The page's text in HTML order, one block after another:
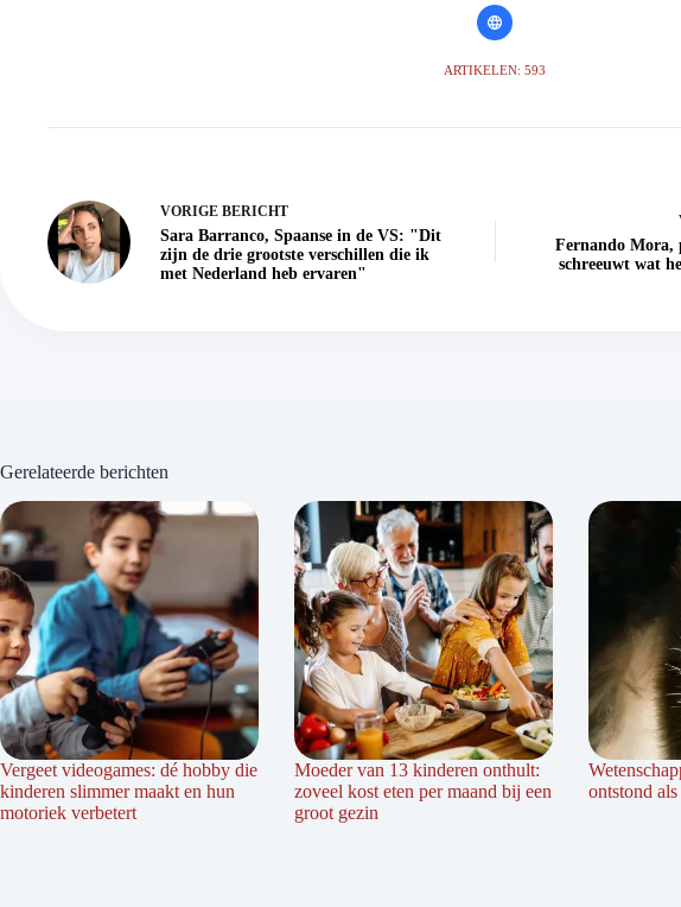
ARTIKELEN: 593
VORIGE BERICHT
Sara Barranco, Spaanse in de VS: "Dit
zijn de drie grootste verschillen die ik
met Nederland heb ervaren"
Fernando Mora,
schreeuwt wat
Gerelateerde berichten
Vergeet videogames: dé hobby die
kinderen slimmer maakt en hun
motoriek verbetert
Moeder van 13 kinderen onthult:
zoveel kost eten per maand bij een
groot gezin
ontstond